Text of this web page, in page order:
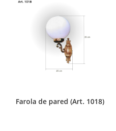
Farola de pared (Art. 1018)